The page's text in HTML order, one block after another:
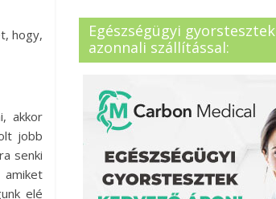
hogy,
akkor
jobb
senki
amiket
elé
Egészségügyi gyorstesztek
azonnali szállítással: